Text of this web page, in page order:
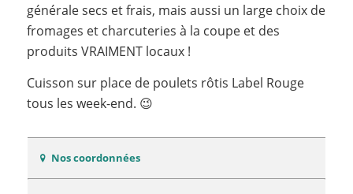
générale secs et frais, mais aussi un large choix de
fromages et charcuteries à la coupe et des
produits VRAIMENT locaux !
Cuisson sur place de poulets rôtis Label Rouge
tous les week-end. 😉
Nos coordonnées